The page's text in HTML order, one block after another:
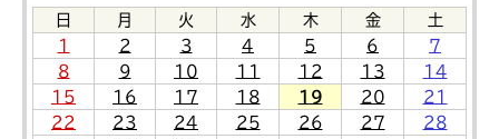
日 月 火 水 木 金
土
1
2 3 4 5 6
7
8
9 10 11 12 13
14
15
16 17 18 19 20
21
22
23 24 25 26 27
28